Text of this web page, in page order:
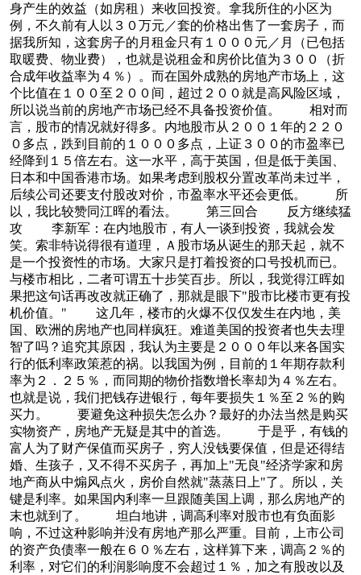
身产生的效益（如房租）来收回投资。拿我所住的小区为
例，不久前有人以３０万元／套的价格出售了一套房子，而
据我所知，这套房子的月租金只有１０００元／月（已包括
取暖费、物业费），也就是说租金和房价比值为３００（折
合成年收益率为４％）。而在国外成熟的房地产市场上，这
个比值在１００至２００间，超过２００就是高风险区域，
所以说当前的房地产市场已经不具备投资价值。 相对而
言，股市的情况就好得多。内地股市从２００１年的２２０
０多点，跌到目前的１０００多点，上证３００的市盈率已
经降到１５倍左右。这一水平，高于英国，但是低于美国、
日本和中国香港市场。如果考虑到股权分置改革尚未过半，
后续公司还要支付股改对价，市盈率水平还会更低。 所
以，我比较赞同江晖的看法。 第三回合 反方继续猛
攻 李新军：在内地股市，有人一谈到投资，我就会发
笑。索非特说得很有道理，Ａ股市场从诞生的那天起，就不
是一个投资性的市场。大家只是打着投资的口号投机而已。
与楼市相比，二者可谓五十步笑百步。所以，我觉得江晖如
果把这句话再改改就正确了，那就是眼下"股市比楼市更有投
机价值。" 这几年，楼市的火爆不仅仅发生在内地，美
国、欧洲的房地产也同样疯狂。难道美国的投资者也失去理
智了吗？追究其原因，我认为主要是２０００年以来各国实
行的低利率政策惹的祸。以我国为例，目前的１年期存款利
率为２．２５％，而同期的物价指数增长率却为４％左右。
也就是说，我们把钱存进银行，每年要损失１％至２％的购
买力。 要避免这种损失怎么办？最好的办法当然是购买
实物资产，房地产无疑是其中的首选。 于是乎，有钱的
富人为了财产保值而买房子，穷人没钱要保值，但是还得结
婚、生孩子，又不得不买房子，再加上"无良"经济学家和房
地产商从中煽风点火，房价自然就"蒸蒸日上"了。所以，关
键是利率。如果国内利率一旦跟随美国上调，那么房地产的
末也就到了。 坦白地讲，调高利率对股市也有负面影
响，不过这种影响并没有房地产那么严重。目前，上市公司
的资产负债率一般在６０％左右，这样算下来，调高２％的
利率，对它们的利润影响度不会超过１％，加之有股改以及